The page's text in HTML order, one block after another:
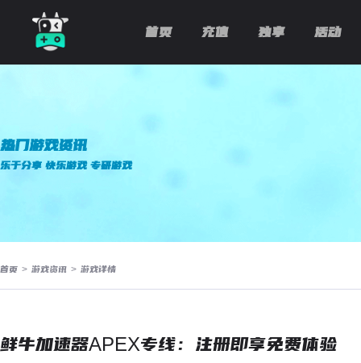
首页 充值 独享 活动
热门游戏资讯
乐于分享 快乐游戏 专研游戏
首页 > 游戏资讯 > 游戏详情
鲜牛加速器APEX专线：注册即享免费体验